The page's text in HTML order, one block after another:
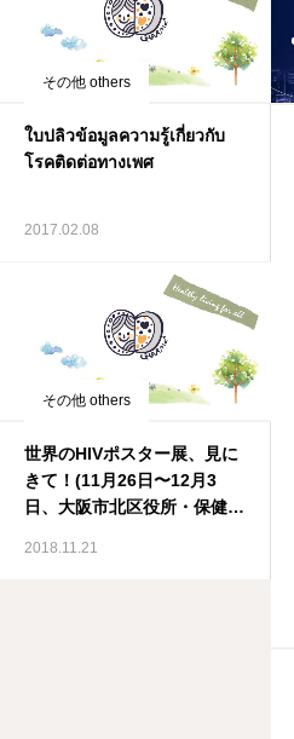
その他 others
ใบปลิวข้อมูลความรู้เกี่ยวกับ
โรคติดต่อทางเพศ
2017.02.08
その他 others
世界のHIVポスター展、見に
きて！(11月26日〜12月3
日、大阪市北区役所・保健福
2018.11.21